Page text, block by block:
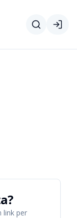
link per